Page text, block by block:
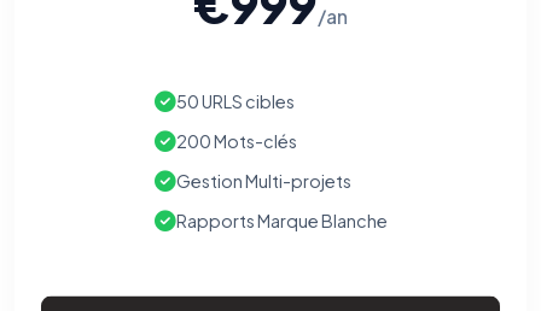
/an
50 URLS cibles
200 Mots-clés
Gestion Multi-projets
Rapports Marque Blanche